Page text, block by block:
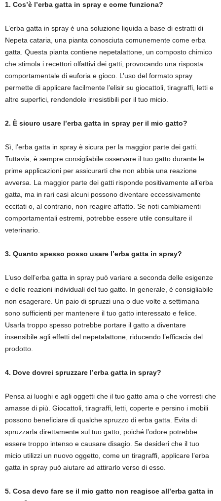
1. Cos’è l’erba gatta in spray e come funziona?
L’erba gatta in spray è una soluzione liquida a base di estratti di
Nepeta cataria, una pianta conosciuta comunemente come erba
gatta. Questa pianta contiene nepetalattone, un composto chimico
che stimola i recettori olfattivi dei gatti, provocando una risposta
comportamentale di euforia e gioco. L’uso del formato spray
permette di applicare facilmente l’elisir su giocattoli, tiragraffi, letti e
altre superfici, rendendole irresistibili per il tuo micio.
2. È sicuro usare l’erba gatta in spray per il mio gatto?
Sì, l’erba gatta in spray è sicura per la maggior parte dei gatti.
Tuttavia, è sempre consigliabile osservare il tuo gatto durante le
prime applicazioni per assicurarti che non abbia una reazione
avversa. La maggior parte dei gatti risponde positivamente all’erba
gatta, ma in rari casi alcuni possono diventare eccessivamente
eccitati o, al contrario, non reagire affatto. Se noti cambiamenti
comportamentali estremi, potrebbe essere utile consultare il
veterinario.
3. Quanto spesso posso usare l’erba gatta in spray?
L’uso dell’erba gatta in spray può variare a seconda delle esigenze
e delle reazioni individuali del tuo gatto. In generale, è consigliabile
non esagerare. Un paio di spruzzi una o due volte a settimana
sono sufficienti per mantenere il tuo gatto interessato e felice.
Usarla troppo spesso potrebbe portare il gatto a diventare
insensibile agli effetti del nepetalattone, riducendo l’efficacia del
prodotto.
4. Dove dovrei spruzzare l’erba gatta in spray?
Pensa ai luoghi e agli oggetti che il tuo gatto ama o che vorresti che
amasse di più. Giocattoli, tiragraffi, letti, coperte e persino i mobili
possono beneficiare di qualche spruzzo di erba gatta. Evita di
spruzzarla direttamente sul tuo gatto, poiché l’odore potrebbe
essere troppo intenso e causare disagio. Se desideri che il tuo
micio utilizzi un nuovo oggetto, come un tiragraffi, applicare l’erba
gatta in spray può aiutare ad attirarlo verso di esso.
5. Cosa devo fare se il mio gatto non reagisce all’erba gatta in